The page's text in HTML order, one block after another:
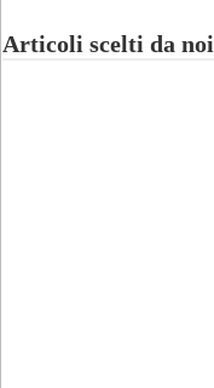
Articoli scelti da noi